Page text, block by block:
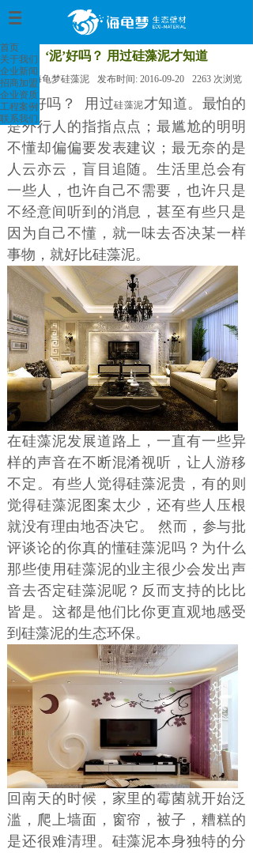
首页
关于我们
企业新闻
招商加盟
企业资质
工程案例
联系我们
‘泥’好吗？ 用过硅藻泥才知道
来源:海龟梦硅藻泥 发布时间: 2016-09-20 2263 次浏览
‘泥’好吗？ 用过硅藻泥才知道。最怕的
是外行人的指指点点；最尴尬的明明
不懂却偏偏要发表建议；最无奈的是
人云亦云，盲目追随。生活里总会有
一些人，也许自己不需要，也许只是
不经意间听到的消息，甚至有些只是
因为自己不懂，就一味去否决某一样
事物，就好比硅藻泥。
在硅藻泥发展道路上，一直有一些异
样的声音在不断混淆视听，让人游移
不定。有些人觉得硅藻泥贵，有的则
觉得硅藻泥图案太少，还有些人压根
就没有理由地否决它。 然而，参与批
评谈论的你真的懂硅藻泥吗？为什么
那些使用硅藻泥的业主很少会发出声
音去否定硅藻泥呢？反而支持的比比
皆是。这都是他们比你更直观地感受
到硅藻泥的生态环保。
回南天的时候，家里的霉菌就开始泛
滥，爬上墙面，窗帘，被子，糟糕的
是还很难清理。硅藻泥本身独特的分